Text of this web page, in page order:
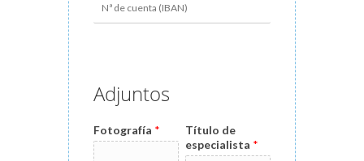
Adjuntos
Fotografía *
Título de
especialista *